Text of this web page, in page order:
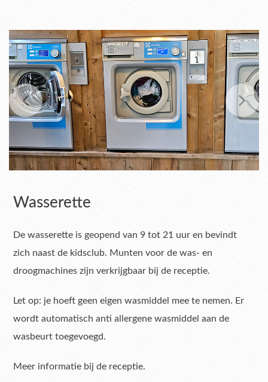
Wasserette
De wasserette is geopend van 9 tot 21 uur en bevindt
zich naast de kidsclub. Munten voor de was- en
droogmachines zijn verkrijgbaar bij de receptie.
Let op: je hoeft geen eigen wasmiddel mee te nemen. Er
wordt automatisch anti allergene wasmiddel aan de
wasbeurt toegevoegd.
Meer informatie bij de receptie.